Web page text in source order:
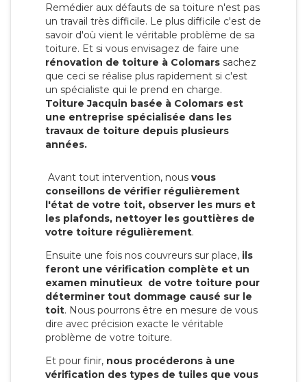
Remédier aux défauts de sa toiture n'est pas
un travail très difficile. Le plus difficile c'est de
savoir d'où vient le véritable problème de sa
toiture. Et si vous envisagez de faire une
rénovation de toiture à Colomars sachez
que ceci se réalise plus rapidement si c'est
un spécialiste qui le prend en charge.
Toiture Jacquin basée à Colomars est
une entreprise spécialisée dans les
travaux de toiture depuis plusieurs
années.
Avant tout intervention, nous vous
conseillons de vérifier régulièrement
l'état de votre toit, observer les murs et
les plafonds, nettoyer les gouttières de
votre toiture régulièrement.
Ensuite une fois nos couvreurs sur place, ils
feront une vérification complète et un
examen minutieux de votre toiture pour
déterminer tout dommage causé sur le
toit. Nous pourrons être en mesure de vous
dire avec précision exacte le véritable
problème de votre toiture.
Et pour finir, nous procéderons à une
vérification des types de tuiles que vous